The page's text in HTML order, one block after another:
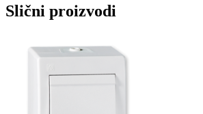
Slični proizvodi